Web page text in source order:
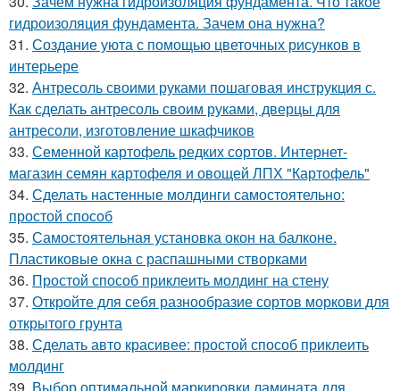
гидроизоляция фундамента. Зачем она нужна?
31. Создание уюта с помощью цветочных рисунков в
интерьере
32. Антресоль своими руками пошаговая инструкция с.
Как сделать антресоль своим руками, дверцы для
антресоли, изготовление шкафчиков
33. Семенной картофель редких сортов. Интернет-
магазин семян картофеля и овощей ЛПХ "Картофель"
34. Сделать настенные молдинги самостоятельно:
простой способ
35. Самостоятельная установка окон на балконе.
Пластиковые окна с распашными створками
36. Простой способ приклеить молдинг на стену
37. Откройте для себя разнообразие сортов моркови для
открытого грунта
38. Сделать авто красивее: простой способ приклеить
молдинг